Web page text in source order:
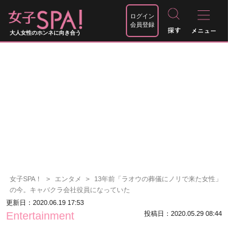
大人女性のホンネに向き合う
ログイン
会員登録
女子SPA！ エンタメ
13年前「ラオウの葬儀にノリで来た女性」
の今。キャバクラ会社役員になっていた
更新日：2020.06.19 17:53
Entertainment 投稿日：2020.05.29 08:44